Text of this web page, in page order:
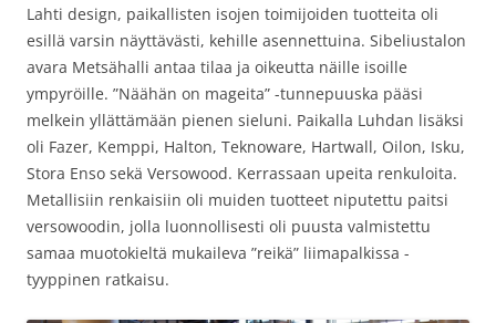
Lahti design, paikallisten isojen toimijoiden tuotteita oli
esillä varsin näyttävästi, kehille asennettuina. Sibeliustalon
avara Metsähalli antaa tilaa ja oikeutta näille isoille
ympyröille. ”Näähän on mageita” -tunnepuuska pääsi
melkein yllättämään pienen sieluni. Paikalla Luhdan lisäksi
oli Fazer, Kemppi, Halton, Teknoware, Hartwall, Oilon, Isku,
Stora Enso sekä Versowood. Kerrassaan upeita renkuloita.
Metallisiin renkaisiin oli muiden tuotteet niputettu paitsi
versowoodin, jolla luonnollisesti oli puusta valmistettu
samaa muotokieltä mukaileva ”reikä” liimapalkissa -
tyyppinen ratkaisu.